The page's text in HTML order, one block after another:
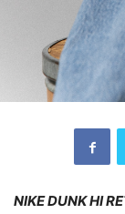
NIKE DUNK HI